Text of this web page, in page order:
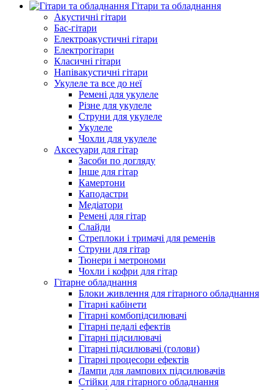
Гітари та обладнання
Акустичні гітари
Бас-гітари
Електроакустичні гітари
Електрогітари
Класичні гітари
Напівакустичні гітари
Укулеле та все до неї
Ремені для укулеле
Різне для укулеле
Струни для укулеле
Укулеле
Чохли для укулеле
Аксесуари для гітар
Засоби по догляду
Інше для гітар
Камертони
Каподастри
Медіатори
Ремені для гітар
Слайди
Стреплоки і тримачі для ременів
Струни для гітар
Тюнери і метрономи
Чохли і кофри для гітар
Гітарне обладнання
Блоки живлення для гітарного обладнання
Гітарні кабінети
Гітарні комбопідсилювачі
Гітарні педалі ефектів
Гітарні підсилювачі
Гітарні підсилювачі (голови)
Гітарні процесори ефектів
Лампи для лампових підсилювачів
Стійки для гітарного обладнання